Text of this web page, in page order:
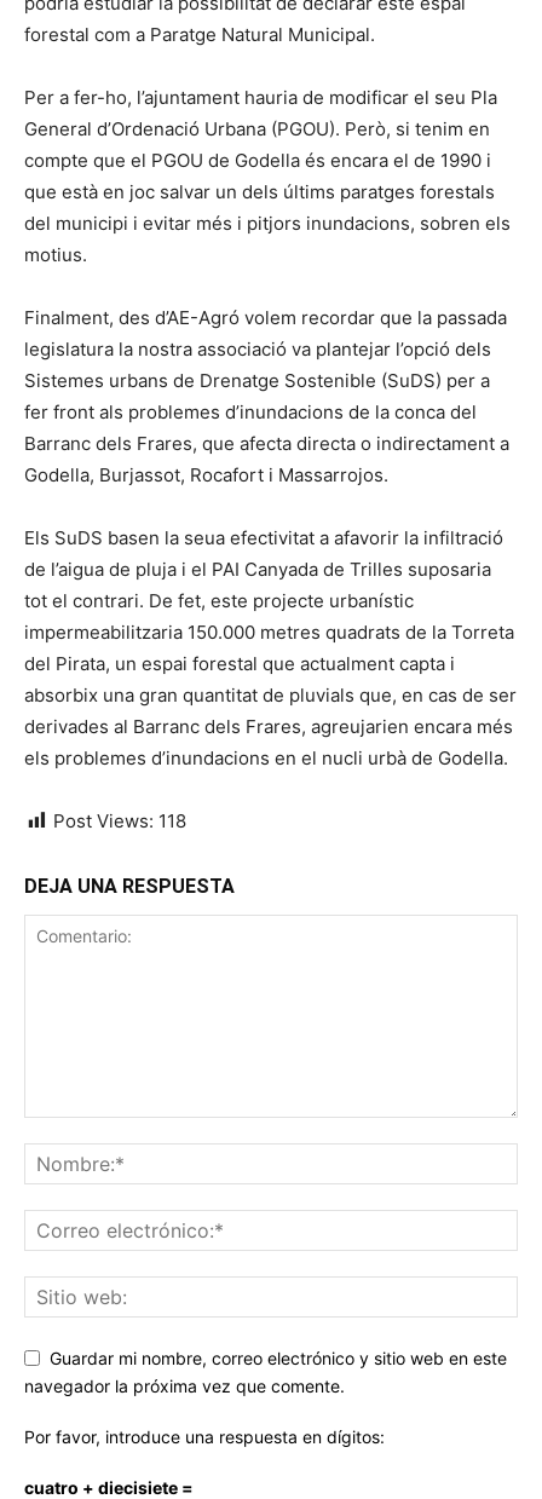
forestal com a Paratge Natural Municipal.
Per a fer-ho, l’ajuntament hauria de modificar el seu Pla
General d’Ordenació Urbana (PGOU). Però, si tenim en
compte que el PGOU de Godella és encara el de 1990 i
que està en joc salvar un dels últims paratges forestals
del municipi i evitar més i pitjors inundacions, sobren els
motius.
Finalment, des d’AE-Agró volem recordar que la passada
legislatura la nostra associació va plantejar l’opció dels
Sistemes urbans de Drenatge Sostenible (SuDS) per a
fer front als problemes d’inundacions de la conca del
Barranc dels Frares, que afecta directa o indirectament a
Godella, Burjassot, Rocafort i Massarrojos.
Els SuDS basen la seua efectivitat a afavorir la infiltració
de l’aigua de pluja i el PAI Canyada de Trilles suposaria
tot el contrari. De fet, este projecte urbanístic
impermeabilitzaria 150.000 metres quadrats de la Torreta
del Pirata, un espai forestal que actualment capta i
absorbix una gran quantitat de pluvials que, en cas de ser
derivades al Barranc dels Frares, agreujarien encara més
els problemes d’inundacions en el nucli urbà de Godella.
Post Views: 118
DEJA UNA RESPUESTA
Guardar mi nombre, correo electrónico y sitio web en este
navegador la próxima vez que comente.
Por favor, introduce una respuesta en dígitos:
cuatro + diecisiete =